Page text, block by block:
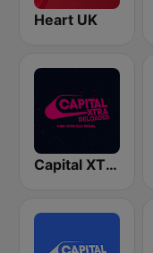
Heart UK
Capital XTRA Reloaded